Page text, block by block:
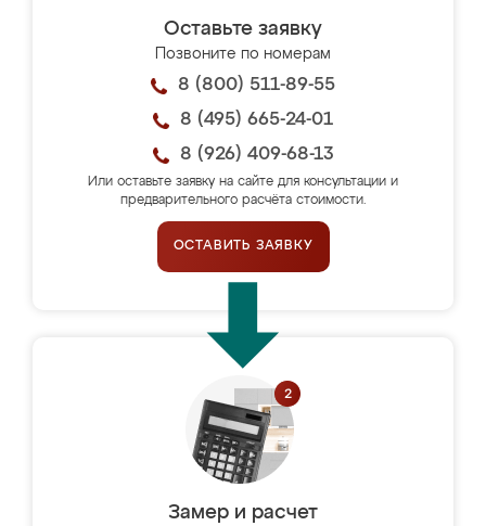
Оставьте заявку
Позвоните по номерам
8 (800) 511-89-55
8 (495) 665-24-01
8 (926) 409-68-13
Или оставьте заявку на сайте для консультации и
предварительного расчёта стоимости.
ОСТАВИТЬ ЗАЯВКУ
Замер и расчет